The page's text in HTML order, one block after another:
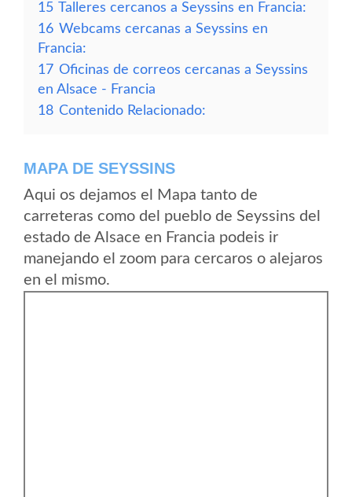
15 Talleres cercanos a Seyssins en Francia:
16 Webcams cercanas a Seyssins en
Francia:
17 Oficinas de correos cercanas a Seyssins
en Alsace - Francia
18 Contenido Relacionado:
MAPA DE SEYSSINS
Aqui os dejamos el Mapa tanto de
carreteras como del pueblo de Seyssins del
estado de Alsace en Francia podeis ir
manejando el zoom para cercaros o alejaros
en el mismo.